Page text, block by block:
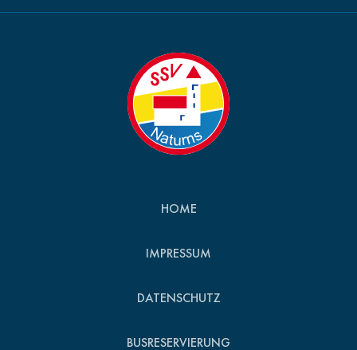
HOME
IMPRESSUM
DATENSCHUTZ
BUSRESERVIERUNG